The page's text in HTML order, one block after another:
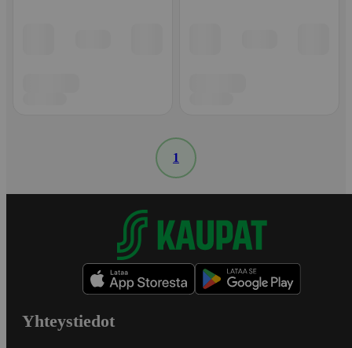
1
Yhteystiedot